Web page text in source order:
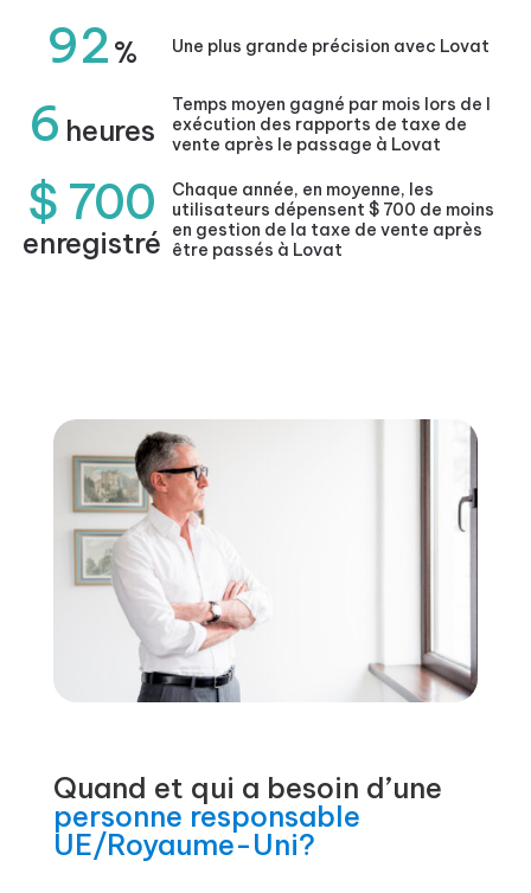
92 % Une plus grande précision avec Lovat
6 heures
Temps moyen gagné par mois lors de l
exécution des rapports de taxe de
vente après le passage à Lovat
$ 700
enregistré
Chaque année, en moyenne, les
utilisateurs dépensent $ 700 de moins
en gestion de la taxe de vente après
être passés à Lovat
Quand et qui a besoin d’une
personne responsable
UE/Royaume-Uni?